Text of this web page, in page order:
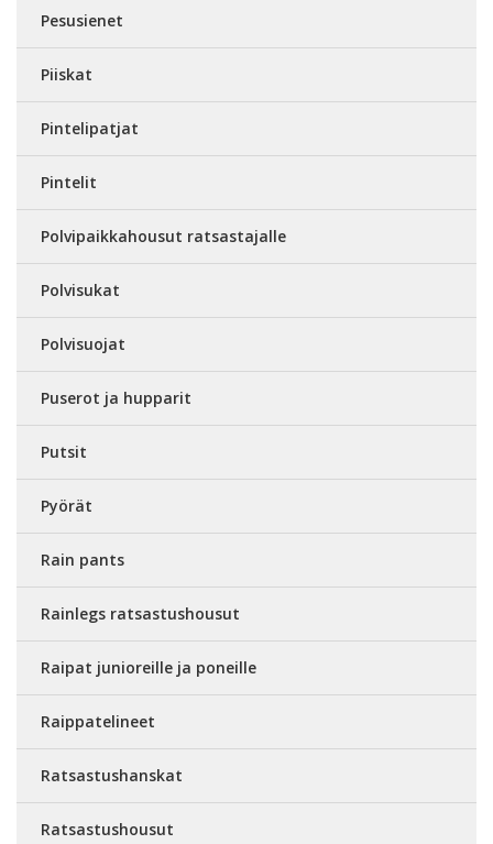
Pesusienet
Piiskat
Pintelipatjat
Pintelit
Polvipaikkahousut ratsastajalle
Polvisukat
Polvisuojat
Puserot ja hupparit
Putsit
Pyörät
Rain pants
Rainlegs ratsastushousut
Raipat junioreille ja poneille
Raippatelineet
Ratsastushanskat
Ratsastushousut